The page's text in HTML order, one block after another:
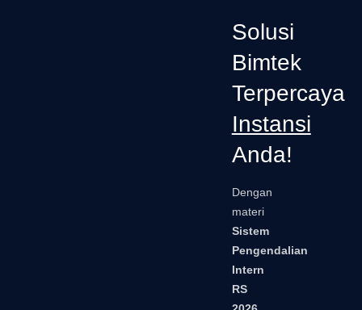
Solusi
Bimtek
Terpercaya
Instansi
Anda!
Dengan
materi
Sistem
Pengendalian
Intern
RS